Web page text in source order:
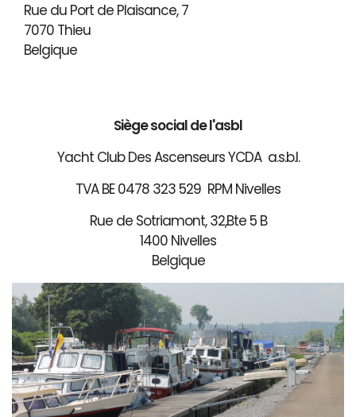
Rue du Port de Plaisance, 7
7070 Thieu
Belgique
Siège social de l'asbl
Yacht Club Des Ascenseurs YCDA a.s.b.l.
TVA BE 0478 323 529 RPM Nivelles
Rue de Sotriamont, 32,Bte 5 B
1400 Nivelles
Belgique